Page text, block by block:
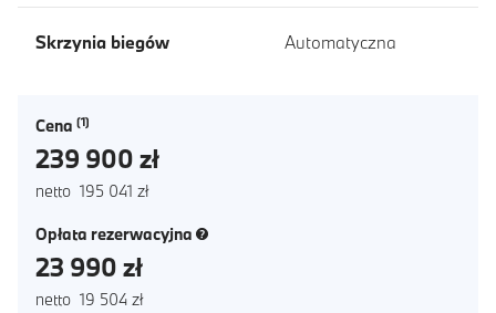
Skrzynia biegów Automatyczna
Cena
239 900 zł
netto 195 041 zł
Opłata rezerwacyjna (nowe okno)
23 990 zł
netto 19 504 zł